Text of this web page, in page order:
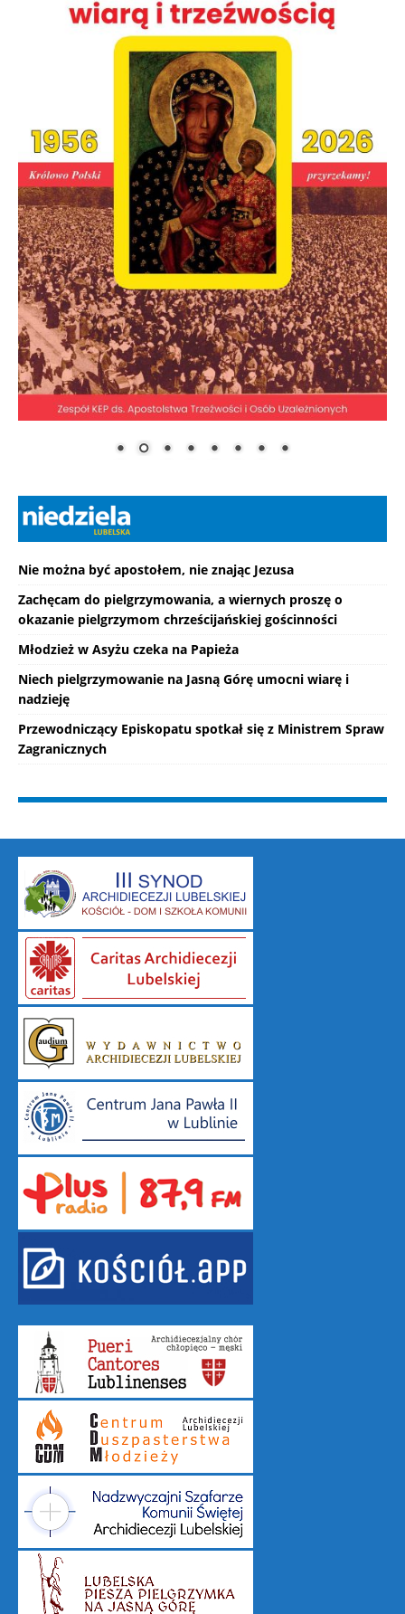
Nie można być apostołem, nie znając Jezusa
Zachęcam do pielgrzymowania, a wiernych proszę o
okazanie pielgrzymom chrześcijańskiej gościnności
Młodzież w Asyżu czeka na Papieża
Niech pielgrzymowanie na Jasną Górę umocni wiarę i
nadzieję
Przewodniczący Episkopatu spotkał się z Ministrem Spraw
Zagranicznych